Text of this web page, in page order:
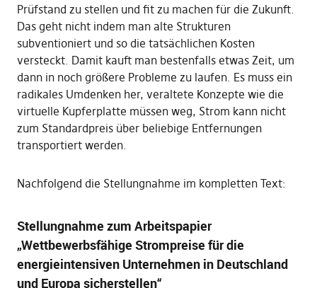
Prüfstand zu stellen und fit zu machen für die Zukunft.
Das geht nicht indem man alte Strukturen
subventioniert und so die tatsächlichen Kosten
versteckt. Damit kauft man bestenfalls etwas Zeit, um
dann in noch größere Probleme zu laufen. Es muss ein
radikales Umdenken her, veraltete Konzepte wie die
virtuelle Kupferplatte müssen weg, Strom kann nicht
zum Standardpreis über beliebige Entfernungen
transportiert werden.
Nachfolgend die Stellungnahme im kompletten Text:
Stellungnahme zum Arbeitspapier
„Wettbewerbsfähige Strompreise für die
energieintensiven Unternehmen in Deutschland
und Europa sicherstellen“